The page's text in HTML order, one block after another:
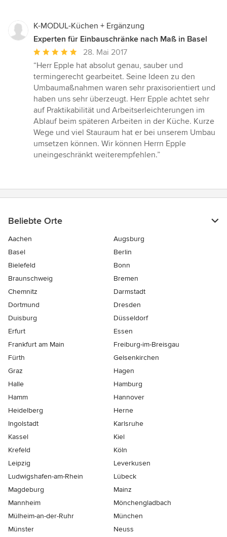
K-MODUL-Küchen + Ergänzung
Experten für Einbauschränke nach Maß in Basel
Durchschnittliche
Bewertung:
5
von
5
Sternen
28. Mai 2017
“Herr Epple hat absolut genau, sauber und
termingerecht gearbeitet. Seine Ideen zu den
Umbaumaßnahmen waren sehr praxisorientiert und
haben uns sehr überzeugt. Herr Epple achtet sehr
auf Praktikabilität und Arbeitserleichterungen im
Ablauf beim späteren Arbeiten in der Küche. Kurze
Wege und viel Stauraum hat er bei unserem Umbau
umsetzen können. Wir können Herrn Epple
uneingeschränkt weiterempfehlen.”
Beliebte Orte
Aachen
Augsburg
Basel
Berlin
Bielefeld
Bonn
Braunschweig
Bremen
Chemnitz
Darmstadt
Dortmund
Dresden
Duisburg
Düsseldorf
Erfurt
Essen
Frankfurt am Main
Freiburg-im-Breisgau
Fürth
Gelsenkirchen
Graz
Hagen
Halle
Hamburg
Hamm
Hannover
Heidelberg
Herne
Ingolstadt
Karlsruhe
Kassel
Kiel
Krefeld
Köln
Leipzig
Leverkusen
Ludwigshafen-am-Rhein
Lübeck
Magdeburg
Mainz
Mannheim
Mönchen­gladbach
Mülheim-an-der-Ruhr
München
Münster
Neuss